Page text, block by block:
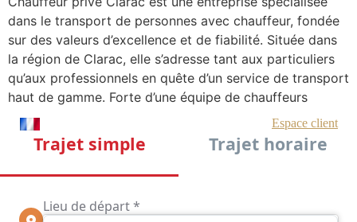
dans le transport de personnes avec chauffeur, fondée
sur des valeurs d’excellence et de fiabilité. Située dans
la région de Clarac, elle s’adresse tant aux particuliers
qu’aux professionnels en quête d’un service de transport
haut de gamme. Forte d’une équipe de chauffeurs
expérimentés et courtois, l’entreprise se distingue par
sa capacité à offrir une expérience de voyage sécurisée
et agréable. Depuis sa création, Chauffeur privé Clarac
a su bâtir une réputation solide grâce à son
point d’honneur à respecter les horaires et à garantir un